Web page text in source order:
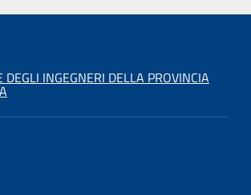
DEGLI INGEGNERI DELLA PROVINCIA